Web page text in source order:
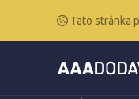
Tato stránka